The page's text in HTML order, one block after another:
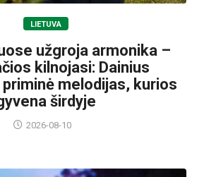
LIETUVA
užgroja armonika –
kilnojasi: Dainius
melodijas, kurios
širdyje
2026-08-10